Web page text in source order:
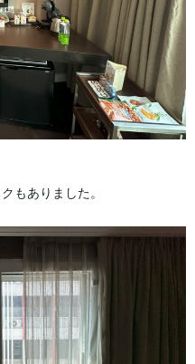
もありました。